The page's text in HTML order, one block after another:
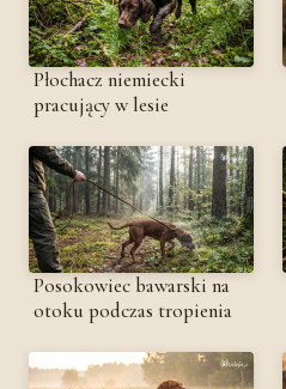
Płochacz niemiecki
pracujący w lesie
Posokowiec bawarski na
otoku podczas tropienia